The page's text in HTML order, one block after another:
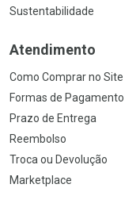
Sustentabilidade
Atendimento
Como Comprar no Site
Formas de Pagamento
Prazo de Entrega
Reembolso
Troca ou Devolução
Marketplace